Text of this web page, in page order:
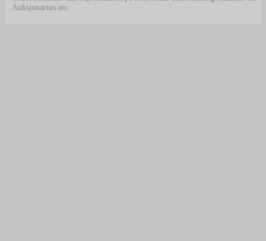
Auksjonarius.no.